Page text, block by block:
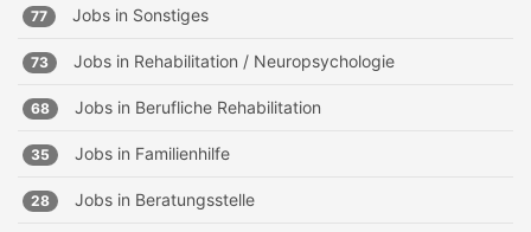
77 Jobs in Sonstiges
73 Jobs in Rehabilitation / Neuropsychologie
68 Jobs in Berufliche Rehabilitation
35 Jobs in Familienhilfe
28 Jobs in Beratungsstelle